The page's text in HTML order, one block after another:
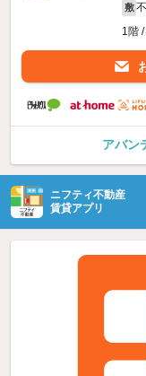
敷
1階
アバン
ニフティ不動産
賃貸アプリ